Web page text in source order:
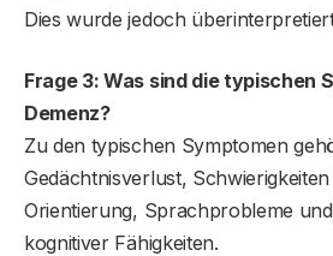
Dies wurde jedoch
Frage 3: Was sind die typischen
Demenz?
Zu den typischen Symptomen
Gedächtnisverlust,
Orientierung, Sprachprobleme
kognitiver Fähigkeiten.